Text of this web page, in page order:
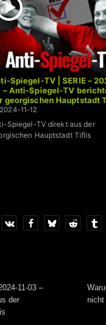
Spiegel-TV | SERIE –
– Anti-Spiegel-TV
georgischen Hauptstadt
2024-11-12
Spiegel-TV direkt aus der
Hauptstadt Tiflis
11-03 –
der
nicht